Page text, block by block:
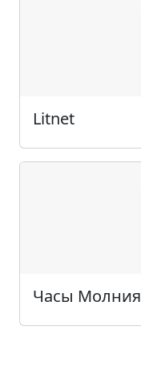
Litnet
Часы Молния